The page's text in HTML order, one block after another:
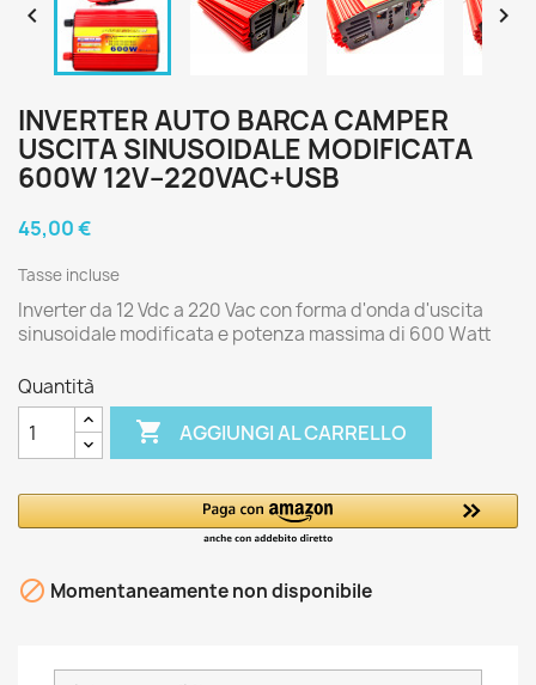
 
INVERTER AUTO BARCA CAMPER
USCITA SINUSOIDALE MODIFICATA
600W 12V–220VAC+USB
45,00 €
Tasse incluse
Inverter da 12 Vdc a 220 Vac con forma d'onda d'uscita
sinusoidale modificata e potenza massima di 600 Watt
Quantità
 AGGIUNGI AL CARRELLO
 Momentaneamente non disponibile